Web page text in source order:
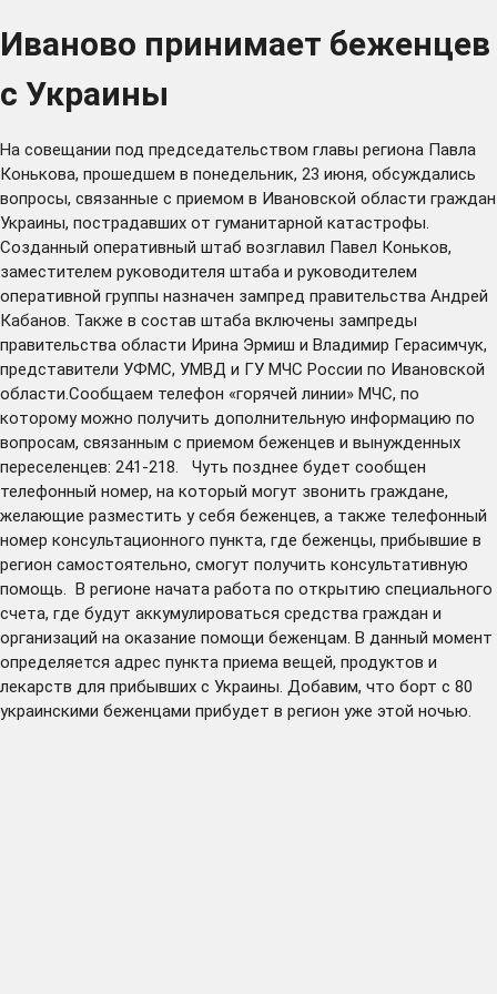
Иваново принимает беженцев
с Украины
На совещании под председательством главы региона Павла
Конькова, прошедшем в понедельник, 23 июня, обсуждались
вопросы, связанные с приемом в Ивановской области граждан
Украины, пострадавших от гуманитарной катастрофы.
Созданный оперативный штаб возглавил Павел Коньков,
заместителем руководителя штаба и руководителем
оперативной группы назначен зампред правительства Андрей
Кабанов. Также в состав штаба включены зампреды
правительства области Ирина Эрмиш и Владимир Герасимчук,
представители УФМС, УМВД и ГУ МЧС России по Ивановской
области.Сообщаем телефон «горячей линии» МЧС, по
которому можно получить дополнительную информацию по
вопросам, связанным с приемом беженцев и вынужденных
переселенцев: 241-218. Чуть позднее будет сообщен
телефонный номер, на который могут звонить граждане,
желающие разместить у себя беженцев, а также телефонный
номер консультационного пункта, где беженцы, прибывшие в
регион самостоятельно, смогут получить консультативную
помощь. В регионе начата работа по открытию специального
счета, где будут аккумулироваться средства граждан и
организаций на оказание помощи беженцам. В данный момент
определяется адрес пункта приема вещей, продуктов и
лекарств для прибывших с Украины. Добавим, что борт с 80
украинскими беженцами прибудет в регион уже этой ночью.